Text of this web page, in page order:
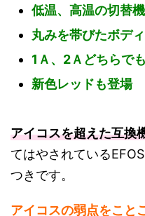
低温、高温の切替
丸みを帯びたボデ
1Ａ、2Ａどちらで
新色レッドも登場
アイコスを超えた互換
てはやされている
つきです。
アイコスの弱点をこと